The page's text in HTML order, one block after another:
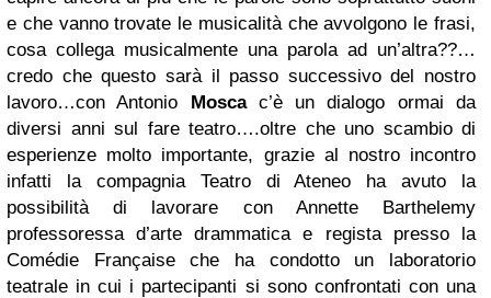
e che vanno trovate le musicalità che avvolgono le frasi,
cosa collega musicalmente una parola ad un’altra??…
credo che questo sarà il passo successivo del nostro
lavoro…con Antonio Moscac’è un dialogo ormai da
diversi anni sul fare teatro….oltre che uno scambio di
esperienze molto importante, grazie al nostro incontro
infatti la compagnia Teatro di Ateneo ha avuto la
possibilità di lavorare con Annette Barthelemy
professoressa d’arte drammatica e regista presso la
Comédie Française che ha condotto un laboratorio
teatrale in cui i partecipanti si sono confrontati con una